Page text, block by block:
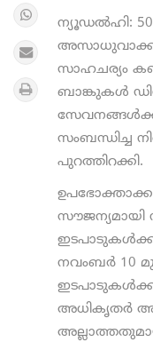
ന്യൂഡൽഹി:
സാഹചര്യം
ബാങ്കുകൾ
സംബന്ധിച്ച
പുറത്തിറക്കി.
സൗജന്യമായി
ഇടപാടുകള്‍ക്കു
നവംബര്‍ 10
അധികൃതർ